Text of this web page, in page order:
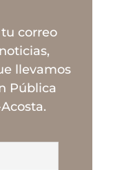
correo
llevamos
Pública